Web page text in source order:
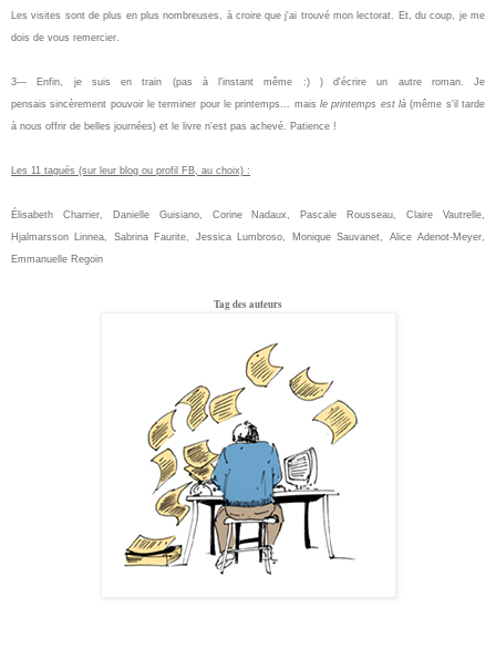
Les visites sont de plus en plus nombreuses, à croire que j'ai trouvé mon lectorat. Et, du coup, je me
dois de vous remercier.
3— Enfin, je suis en train (pas à l'instant même :) ) d'écrire un autre roman. Je
pensais sincèrement pouvoir le terminer pour le printemps... mais le printemps est là (même s'il tarde
à nous offrir de belles journées) et le livre n'est pas achevé. Patience !
Les 11 tagués (sur leur blog ou profil FB, au choix) :
Élisabeth Charrier, Danielle Guisiano, Corine Nadaux, Pascale Rousseau, Claire Vautrelle,
Hjalmarsson Linnea, Sabrina Faurite, Jessica Lumbroso, Monique Sauvanet, Alice Adenot-Meyer,
Emmanuelle Regoin
Tag des auteurs